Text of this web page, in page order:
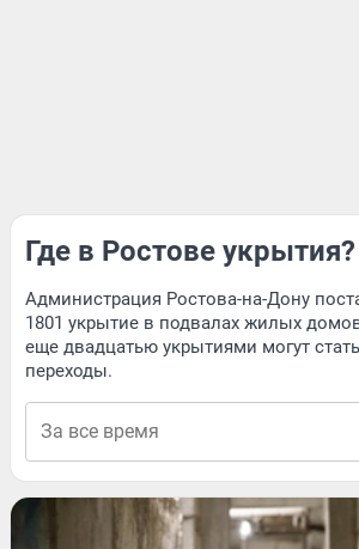
Где в Ростове укрытия?
Администрация Ростова-на-Дону
1801 укрытие в подвалах жилых
еще двадцатью укрытиями могут
переходы.